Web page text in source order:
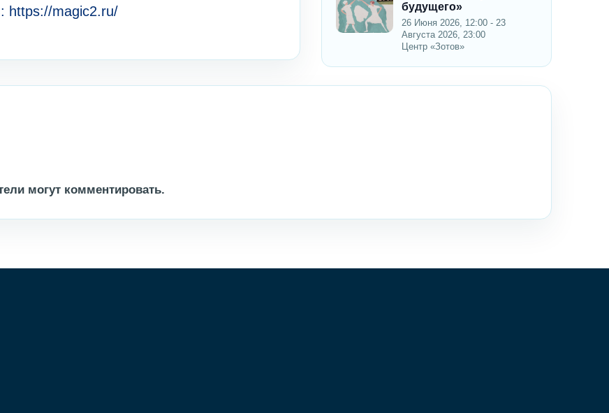
https://magic2.ru/
будущего»
26 Июня 2026, 12:00 - 23
Августа 2026, 23:00
Центр «Зотов»
могут комментировать.